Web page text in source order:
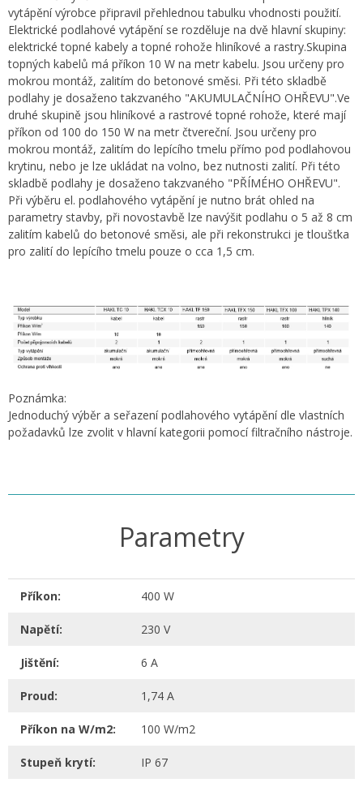
vytápění výrobce připravil přehlednou tabulku vhodnosti použití.
Elektrické podlahové vytápění se rozděluje na dvě hlavní skupiny:
elektrické topné kabely a topné rohože hliníkové a rastry.Skupina
topných kabelů má příkon 10 W na metr kabelu. Jsou určeny pro
mokrou montáž, zalitím do betonové směsi. Při této skladbě
podlahy je dosaženo takzvaného "AKUMULAČNÍHO OHŘEVU".Ve
druhé skupině jsou hliníkové a rastrové topné rohože, které mají
příkon od 100 do 150 W na metr čtvereční. Jsou určeny pro
mokrou montáž, zalitím do lepícího tmelu přímo pod podlahovou
krytinu, nebo je lze ukládat na volno, bez nutnosti zalití. Při této
skladbě podlahy je dosaženo takzvaného "PŘÍMÉHO OHŘEVU".
Při výběru el. podlahového vytápění je nutno brát ohled na
parametry stavby, při novostavbě lze navýšit podlahu o 5 až 8 cm
zalitím kabelů do betonové směsi, ale při rekonstrukci je tloušťka
pro zalití do lepícího tmelu pouze o cca 1,5 cm.
Poznámka:
Jednoduchý výběr a seřazení podlahového vytápění dle vlastních
požadavků lze zvolit v hlavní kategorii pomocí filtračního nástroje.
Parametry
Příkon: 400 W
Napětí: 230 V
Jištění: 6 A
Proud: 1,74 A
Příkon na W/m2: 100 W/m2
Stupeň krytí: IP 67